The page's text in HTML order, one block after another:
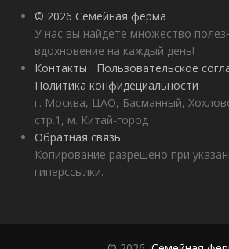
© 2026 Семейная ферма
У нас вы найдете множество
вдохновение на каждый день!
Контакты
Пользовательское
Политика конфидециальности
г. Москва, ЦАО, Басманный,
стр.1, м. Китай-город
Обратная связь
Копирование разрешено при
гиперссылки.